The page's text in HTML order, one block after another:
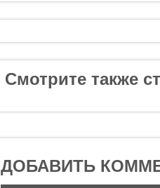
Смотрите также
ДОБАВИТЬ